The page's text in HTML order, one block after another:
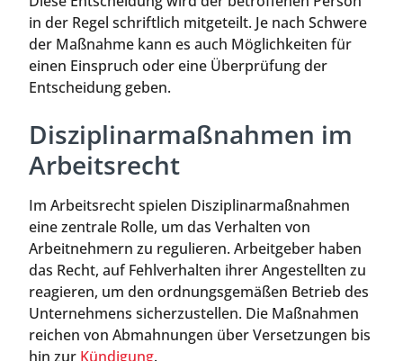
in der Regel schriftlich mitgeteilt. Je nach Schwere
der Maßnahme kann es auch Möglichkeiten für
einen Einspruch oder eine Überprüfung der
Entscheidung geben.
Disziplinarmaßnahmen im
Arbeitsrecht
Im Arbeitsrecht spielen Disziplinarmaßnahmen
eine zentrale Rolle, um das Verhalten von
Arbeitnehmern zu regulieren. Arbeitgeber haben
das Recht, auf Fehlverhalten ihrer Angestellten zu
reagieren, um den ordnungsgemäßen Betrieb des
Unternehmens sicherzustellen. Die Maßnahmen
reichen von Abmahnungen über Versetzungen bis
hin zur Kündigung.